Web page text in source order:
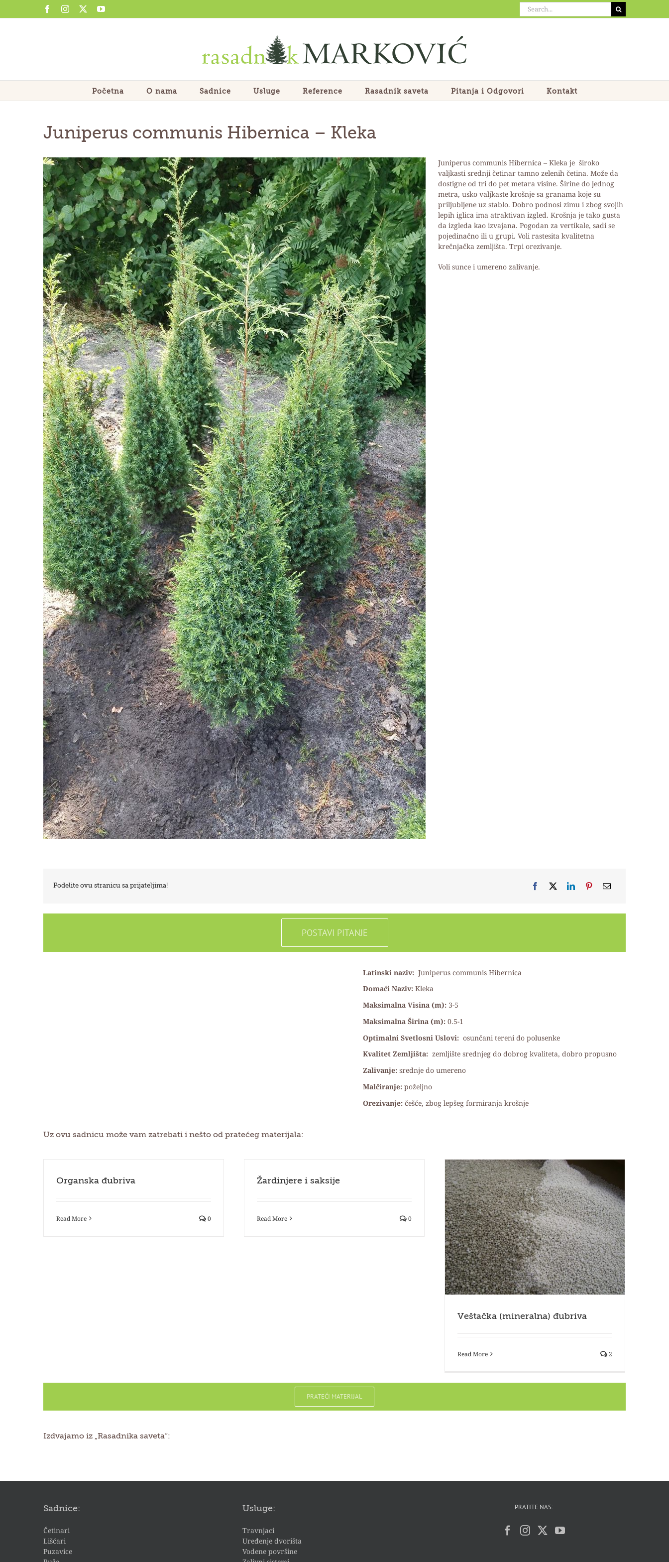
FacebookInstagram YouTube
Search
for:
Početna O nama Sadnice Usluge Reference Rasadnik saveta Pitanja i Odgovori Kontakt
Juniperus communis Hibernica – Kleka
Juniperus communis Hibernica – Kleka je široko
valjkasti srednji četinar tamno zelenih četina. Može da
dostigne od tri do pet metara visine. Širine do jednog
metra, usko valjkaste krošnje sa granama koje su
priljubljene uz stablo. Dobro podnosi zimu i zbog svojih
lepih iglica ima atraktivan izgled. Krošnja je tako gusta
da izgleda kao izvajana. Pogodan za vertikale, sadi se
pojedinačno ili u grupi. Voli rastesita kvalitetna
krečnjačka zemljišta. Trpi orezivanje.
Voli sunce i umereno zalivanje.
Podelite ovu stranicu sa prijateljima!
POSTAVI PITANJE
Latinski naziv: Juniperus communis Hibernica
Domaći Naziv: Kleka
Maksimalna Visina (m): 3-5
Maksimalna Širina (m):0.5-1
Optimalni Svetlosni Uslovi: osunčani tereni do polusenke
Kvalitet Zemljišta: zemljište srednjeg do dobrog kvaliteta, dobro propusno
Zalivanje: srednje do umereno
Malčiranje:poželjno
Orezivanje: češće, zbog lepšeg formiranja krošnje
Uz ovu sadnicu može vam zatrebati i nešto od pratećeg materijala:
Organska đubriva
Read More 0
Žardinjere i saksije
Read More 0
Veštačka (mineralna) đubriva
Read More 2
PRATEĆI MATERIJAL
Izdvajamo iz „Rasadnika saveta“:
Sadnice:
Četinari
Lišćari
Puzavice
Usluge:
Travnjaci
Uređenje dvorišta
Vodene površine
PRATITE NAS: